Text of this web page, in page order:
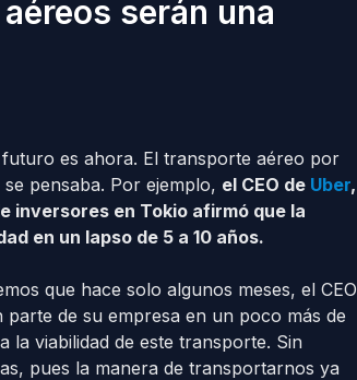
serán una
es ahora. El transporte aéreo por
pensaba. Por ejemplo, el CEO de Uber,
inversores en Tokio afirmó que la
en un lapso de 5 a 10 años.
que hace solo algunos meses, el CEO
de su empresa en un poco más de
viabilidad de este transporte. Sin
pues la manera de transportarnos ya